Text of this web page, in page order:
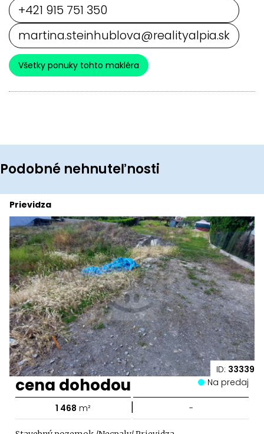
+421 915 751 350
martina.steinhublova@realityalpia.sk
Všetky ponuky tohto makléra
Podobné nehnuteľnosti
ID: 33339
Prievidza
cena dohodou Na predaj
1 468 m² | -